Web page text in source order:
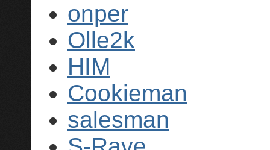
onper
Olle2k
HIM
Cookieman
salesman